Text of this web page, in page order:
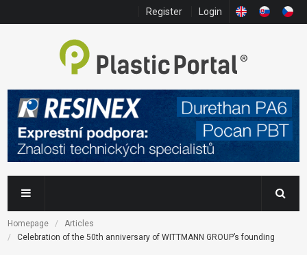
Register Login
Homepage
Articles
Celebration of the 50th anniversary of WITTMANN GROUP’s founding